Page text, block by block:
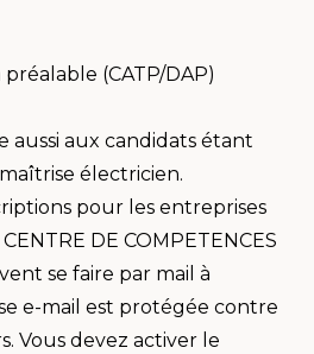
(CATP/DAP)
aussi aux candidats étant
électricien.
pour les entreprises
DE COMPETENCES
se faire par mail à
e-mail est protégée contre
Vous devez activer le